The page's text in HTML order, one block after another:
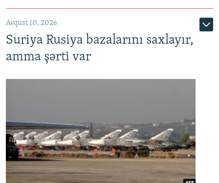
Avqust 10, 2026
Suriya Rusiya bazalarını saxlayır,
amma şərti var